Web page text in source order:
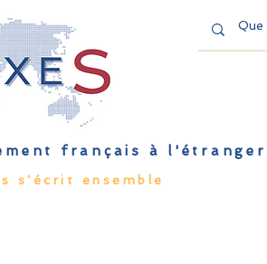
français à l'étranger
s'écrit ensemble